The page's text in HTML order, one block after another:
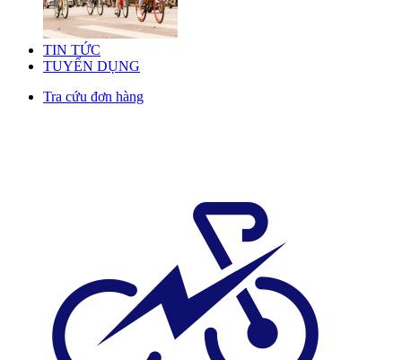
TIN TỨC
TUYỂN DỤNG
Tra cứu đơn hàng